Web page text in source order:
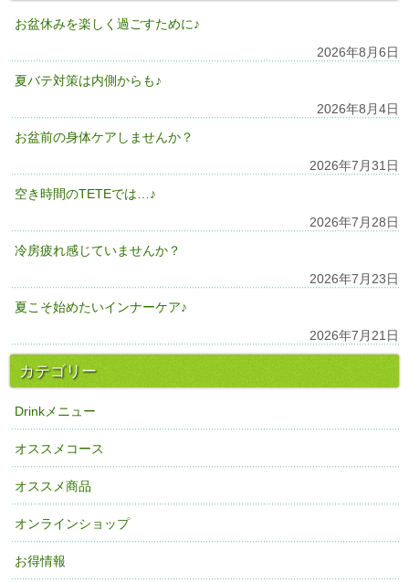
お盆休みを楽しく過ごすために♪
2026年8月6日
夏バテ対策は内側からも♪
2026年8月4日
お盆前の身体ケアしませんか？
2026年7月31日
空き時間のTETEでは…♪
2026年7月28日
冷房疲れ感じていませんか？
2026年7月23日
夏こそ始めたいインナーケア♪
2026年7月21日
カテゴリー
Drinkメニュー
オススメコース
オススメ商品
オンラインショップ
お得情報